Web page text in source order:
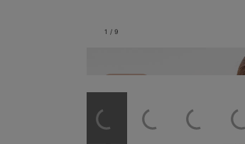
ウエストのシャーリング
1 /9